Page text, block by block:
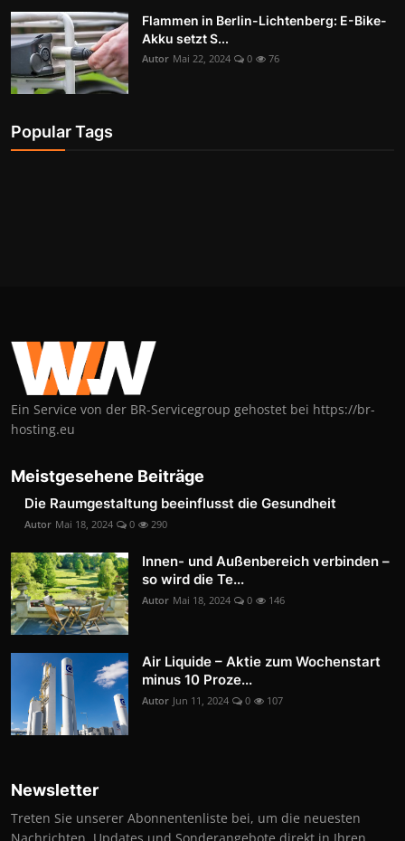
Flammen in Berlin-Lichtenberg: E-Bike-
Akku setzt S...
Autor Mai 22, 2024 0 76
Popular Tags
Ein Service von der BR-Servicegroup gehostet bei https://br-
hosting.eu
Meistgesehene Beiträge
Die Raumgestaltung beeinflusst die Gesundheit
Autor Mai 18, 2024 0 290
Innen- und Außenbereich verbinden –
so wird die Te...
Autor Mai 18, 2024 0 146
Air Liquide – Aktie zum Wochenstart
minus 10 Proze...
Autor Jun 11, 2024 0 107
Newsletter
Treten Sie unserer Abonnentenliste bei, um die neuesten
Nachrichten, Updates und Sonderangebote direkt in Ihren